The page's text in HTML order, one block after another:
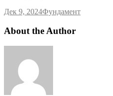
Дек 9, 2024Фундамент
About the Author